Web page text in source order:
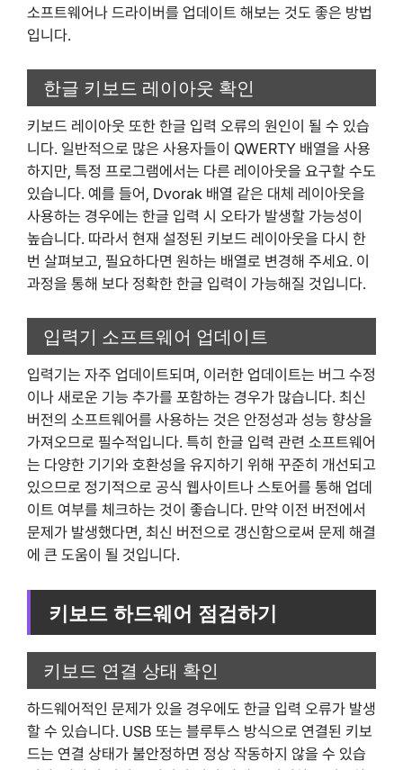
소프트웨어나 드라이버를 업데이트 해보는 것도 좋은 방법
입니다.
한글 키보드 레이아웃 확인
키보드 레이아웃 또한 한글 입력 오류의 원인이 될 수 있습
니다. 일반적으로 많은 사용자들이 QWERTY 배열을 사용
하지만, 특정 프로그램에서는 다른 레이아웃을 요구할 수도
있습니다. 예를 들어, Dvorak 배열 같은 대체 레이아웃을
사용하는 경우에는 한글 입력 시 오타가 발생할 가능성이
높습니다. 따라서 현재 설정된 키보드 레이아웃을 다시 한
번 살펴보고, 필요하다면 원하는 배열로 변경해 주세요. 이
과정을 통해 보다 정확한 한글 입력이 가능해질 것입니다.
입력기 소프트웨어 업데이트
입력기는 자주 업데이트되며, 이러한 업데이트는 버그 수정
이나 새로운 기능 추가를 포함하는 경우가 많습니다. 최신
버전의 소프트웨어를 사용하는 것은 안정성과 성능 향상을
가져오므로 필수적입니다. 특히 한글 입력 관련 소프트웨어
는 다양한 기기와 호환성을 유지하기 위해 꾸준히 개선되고
있으므로 정기적으로 공식 웹사이트나 스토어를 통해 업데
이트 여부를 체크하는 것이 좋습니다. 만약 이전 버전에서
문제가 발생했다면, 최신 버전으로 갱신함으로써 문제 해결
에 큰 도움이 될 것입니다.
키보드 하드웨어 점검하기
키보드 연결 상태 확인
하드웨어적인 문제가 있을 경우에도 한글 입력 오류가 발생
할 수 있습니다. USB 또는 블루투스 방식으로 연결된 키보
드는 연결 상태가 불안정하면 정상 작동하지 않을 수 있습